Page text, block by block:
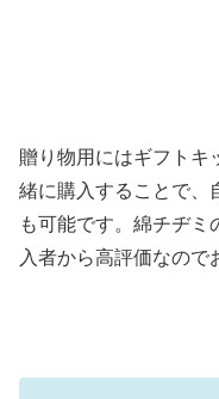
贈り物用にはギフトキ
緒に購入することで、
も可能です。綿チヂ
入者から高評価なので